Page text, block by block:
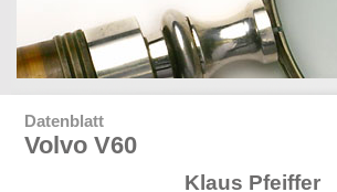
Datenblatt
Volvo V60
Klaus Pfeiffer